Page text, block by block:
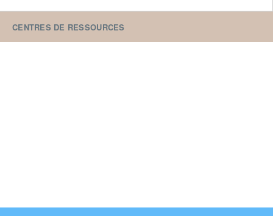
CENTRES DE RESSOURCES